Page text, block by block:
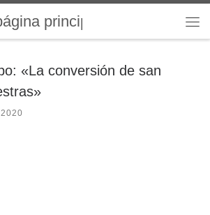
«La conversión de san